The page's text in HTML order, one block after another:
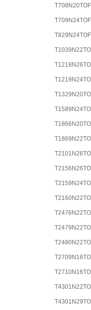
T708N20TOF
T709N24TOF
T829N24TOF